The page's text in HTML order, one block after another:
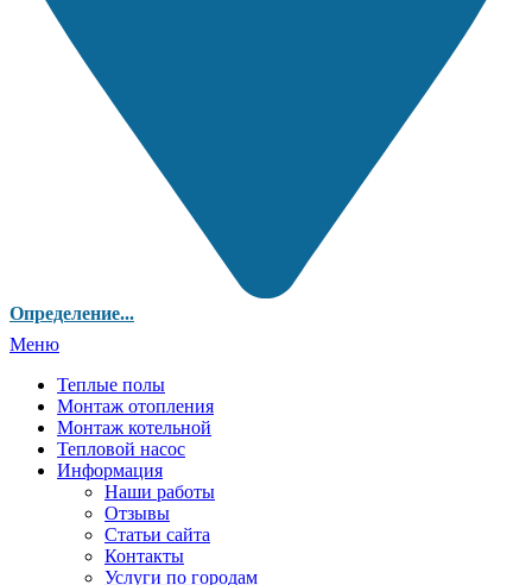
Определение...
Меню
Теплые полы
Монтаж отопления
Монтаж котельной
Тепловой насос
Информация
Наши работы
Отзывы
Статьи сайта
Контакты
Услуги по городам